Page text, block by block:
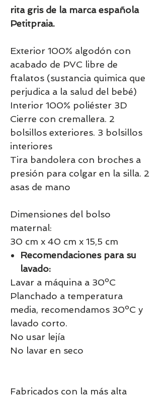
rita gris de la marca española
Petitpraia.
Exterior 100% algodón con
acabado de PVC libre de
ftalatos (sustancia quimica que
perjudica a la salud del bebé)
Interior 100% poliéster 3D
Cierre con cremallera. 2
bolsillos exteriores. 3 bolsillos
interiores
Tira bandolera con broches a
presión para colgar en la silla. 2
asas de mano
Dimensiones del bolso
maternal:
30 cm x 40 cm x 15,5 cm
Recomendaciones para su
lavado:
Lavar a máquina a 30ºC
Planchado a temperatura
media, recomendamos 30ºC y
lavado corto.
No usar lejía
No lavar en seco
Fabricados con la más alta